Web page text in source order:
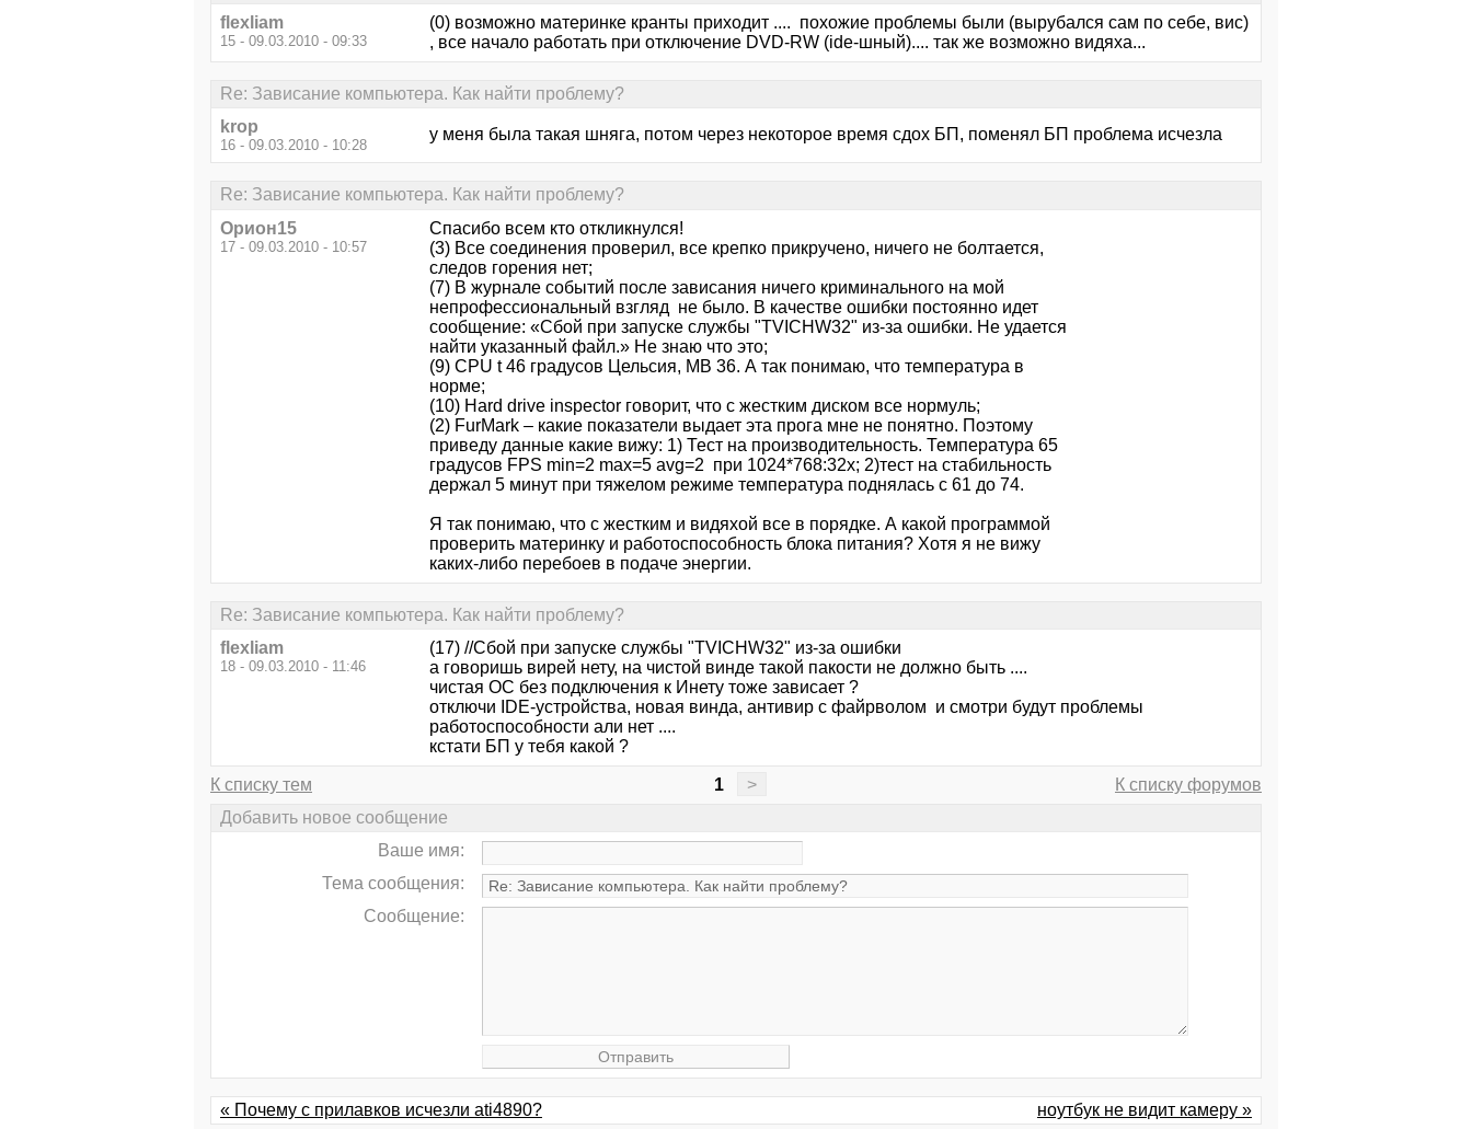
flexliam
15 - 09.03.2010 - 09:33
(0) возможно материнке кранты приходит .... похожие проблемы были (вырубался сам по себе, вис)
, все начало работать при отключение DVD-RW (ide-шный).... так же возможно видяха...
Re: Зависание компьютера. Как найти проблему?
krop
16 - 09.03.2010 - 10:28
у меня была такая шняга, потом через некоторое время сдох БП, поменял БП проблема исчезла
Re: Зависание компьютера. Как найти проблему?
Орион15
17 - 09.03.2010 - 10:57
Спасибо всем кто откликнулся!
(3) Все соединения проверил, все крепко прикручено, ничего не болтается,
следов горения нет;
(7) В журнале событий после зависания ничего криминального на мой
непрофессиональный взгляд не было. В качестве ошибки постоянно идет
сообщение: «Сбой при запуске службы "TVICHW32" из-за ошибки. Не удается
найти указанный файл.» Не знаю что это;
(9) CPU t 46 градусов Цельсия, МВ 36. А так понимаю, что температура в
норме;
(10) Hard drive inspector говорит, что с жестким диском все нормуль;
(2) FurMark – какие показатели выдает эта прога мне не понятно. Поэтому
приведу данные какие вижу: 1) Тест на производительность. Температура 65
градусов FPS min=2 max=5 avg=2 при 1024*768:32x; 2)тест на стабильность
держал 5 минут при тяжелом режиме температура поднялась с 61 до 74.
Я так понимаю, что с жестким и видяхой все в порядке. А какой программой
проверить материнку и работоспособность блока питания? Хотя я не вижу
каких-либо перебоев в подаче энергии.
Re: Зависание компьютера. Как найти проблему?
flexliam
18 - 09.03.2010 - 11:46
(17) //Сбой при запуске службы "TVICHW32" из-за ошибки
а говоришь вирей нету, на чистой винде такой пакости не должно быть ....
чистая ОС без подключения к Инету тоже зависает ?
отключи IDE-устройства, новая винда, антивир с файрволом и смотри будут проблемы
работоспособности али нет ....
кстати БП у тебя какой ?
К списку тем 1 >
К списку форумов
Добавить новое сообщение
Ваше имя:
Тема сообщения:
Сообщение:
« Почему с прилавков исчезли аti4890? ноутбук не видит камеру »